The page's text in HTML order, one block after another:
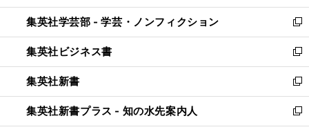
開
く
ウ
で
開
く
ン
ド
ウ
で
開
く
ウ
ィ
ン
ド
ウ
で
開
く
集英社学芸部 - 学芸・ノンフィクション
新
し
い
ウ
ィ
ン
ド
ウ
集英社ビジネス書
新
し
い
ウ
ィ
ン
集英社新書
新
し
い
ウ
集英社新書プラス - 知の水先案内人
新
し